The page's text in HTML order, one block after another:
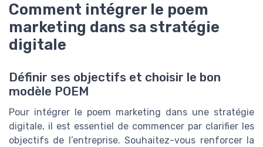
Comment intégrer le poem
marketing dans sa stratégie
digitale
Définir ses objectifs et choisir le bon
modèle POEM
Pour intégrer le poem marketing dans une stratégie
digitale, il est essentiel de commencer par clarifier les
objectifs de l’entreprise. Souhaitez-vous renforcer la